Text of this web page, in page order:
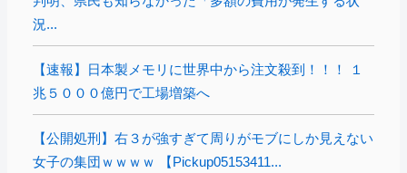
況...
【速報】日本製メモリに世界中から注文殺到！！！ １
兆５０００億円で工場増築へ
【公開処刑】右３が強すぎて周りがモブにしか見えない
女子の集団ｗｗｗｗ 【Pickup05153411...